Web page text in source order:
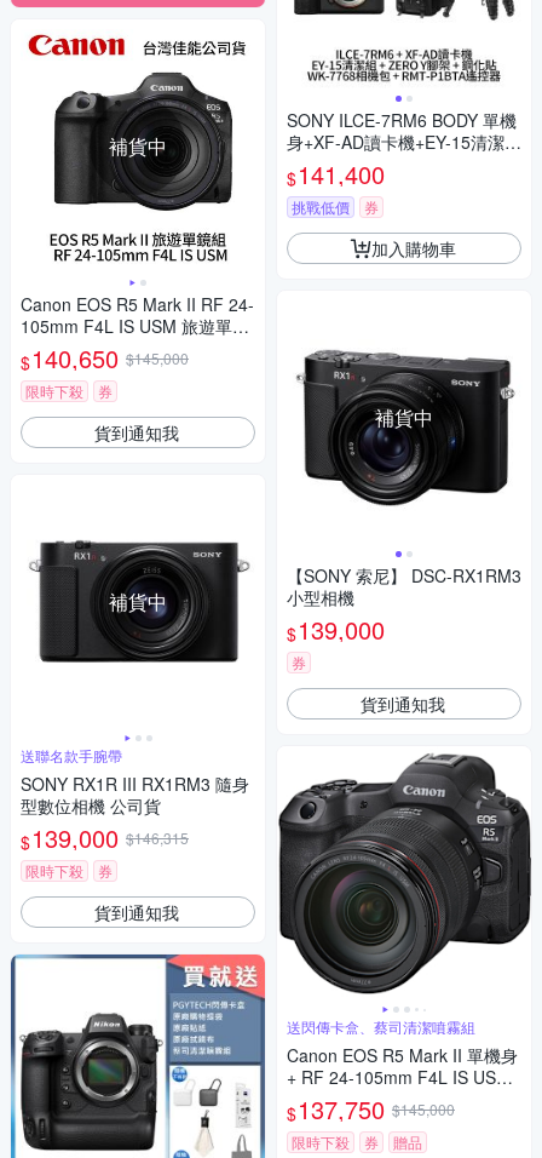
補貨中
Canon EOS R5 Mark II RF 24-
105mm F4L IS USM 旅遊單鏡
組 R5M2 (公司貨)
$140,650 $145,000
限時下殺
券
貨到通知我
補貨中
送聯名款手腕帶
SONY RX1R III RX1RM3 隨身
型數位相機 公司貨
$139,000 $146,315
限時下殺
券
貨到通知我
SONY ILCE-7RM6 BODY 單機
身+XF-AD讀卡機+EY-15清潔組
+ZERO Y腳架+WK-7768相機
包+RMT-P1BTA遙控器+鋼化貼
α7RVI A7RM6 (公司貨)
$141,400
挑戰低價 券
加入購物車
補貨中
【SONY 索尼】 DSC-RX1RM3
小型相機
$139,000
券
貨到通知我
送閃傳卡盒、蔡司清潔噴霧組
Canon EOS R5 Mark II 單機身
+ RF 24-105mm F4L IS USM
變焦鏡組 公司貨
$137,750 $145,000
限時下殺
券 贈品